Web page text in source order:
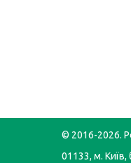
© 2016-2026.
01133, м. Київ,